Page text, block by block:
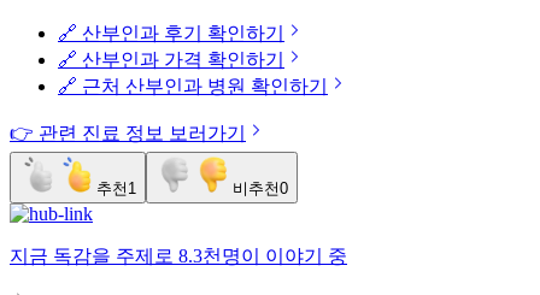
🔗 산부인과 후기 확인하기
🔗 산부인과 가격 확인하기
🔗 근처 산부인과 병원 확인하기
👉 관련 진료 정보 보러가기
추천 1 비추천0
지금 독감을 주제로 8.3천명이 이야기 중